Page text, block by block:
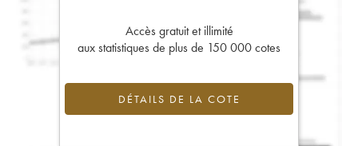
Accès gratuit et illimité
aux statistiques de plus de 150 000 cotes
DÉTAILS DE LA COTE